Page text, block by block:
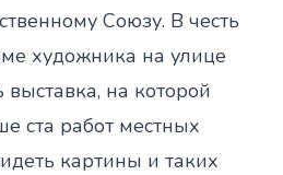
Союзу. В честь
художника на улице
на которой
ста работ местных
картины и таких